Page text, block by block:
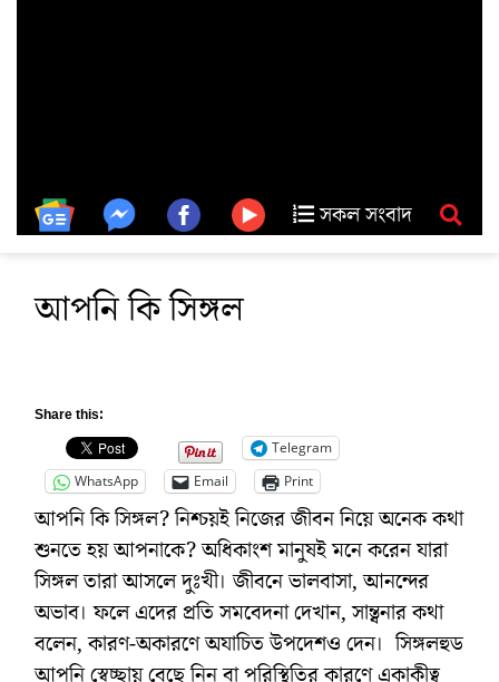
সকল সংবাদ
আপনি কি সিঙ্গল
Share this:
Telegram
WhatsApp
Email Print
আপনি কি সিঙ্গল? নিশ্চয়ই নিজের জীবন নিয়ে অনেক কথা
শুনতে হয় আপনাকে? অধিকাংশ মানুষই মনে করেন যারা
সিঙ্গল তারা আসলে দুঃখী। জীবনে ভালবাসা, আনন্দের
অভাব। ফলে এদের প্রতি সমবেদনা দেখান, সান্ত্বনার কথা
বলেন, কারণ-অকারণে অযাচিত উপদেশও দেন। সিঙ্গলহুড
আপনি স্বেচ্ছায় বেছে নিন বা পরিস্থিতির কারণে একাকীত্ব